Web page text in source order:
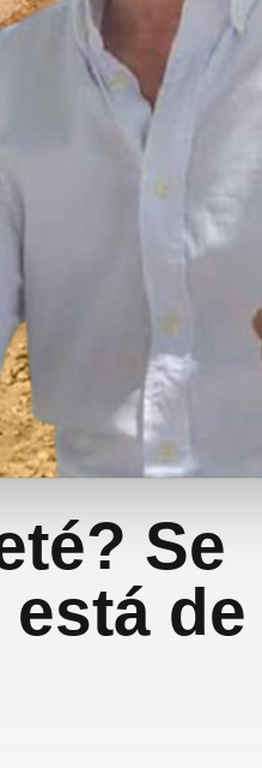
Se
de